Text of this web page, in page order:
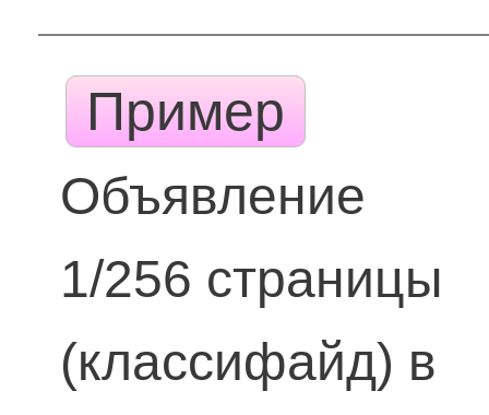
Пример
Объявление
1/256 страницы
(классифайд) в